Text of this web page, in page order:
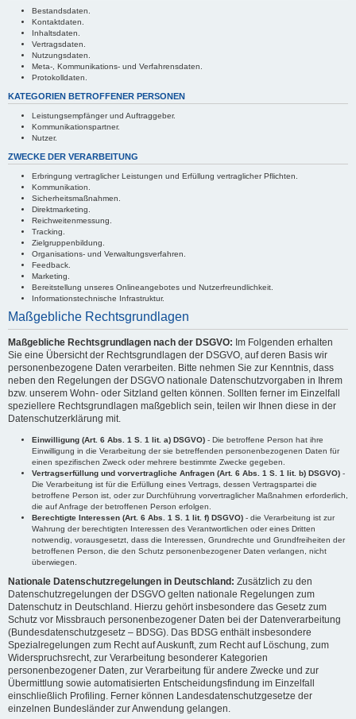
Bestandsdaten.
Kontaktdaten.
Inhaltsdaten.
Vertragsdaten.
Nutzungsdaten.
Meta-, Kommunikations- und Verfahrensdaten.
Protokolldaten.
KATEGORIEN BETROFFENER PERSONEN
Leistungsempfänger und Auftraggeber.
Kommunikationspartner.
Nutzer.
ZWECKE DER VERARBEITUNG
Erbringung vertraglicher Leistungen und Erfüllung vertraglicher Pflichten.
Kommunikation.
Sicherheitsmaßnahmen.
Direktmarketing.
Reichweitenmessung.
Tracking.
Zielgruppenbildung.
Organisations- und Verwaltungsverfahren.
Feedback.
Marketing.
Bereitstellung unseres Onlineangebotes und Nutzerfreundlichkeit.
Informationstechnische Infrastruktur.
Maßgebliche Rechtsgrundlagen
Maßgebliche Rechtsgrundlagen nach der DSGVO: Im Folgenden erhalten
Sie eine Übersicht der Rechtsgrundlagen der DSGVO, auf deren Basis wir
personenbezogene Daten verarbeiten. Bitte nehmen Sie zur Kenntnis, dass
neben den Regelungen der DSGVO nationale Datenschutzvorgaben in Ihrem
bzw. unserem Wohn- oder Sitzland gelten können. Sollten ferner im Einzelfall
speziellere Rechtsgrundlagen maßgeblich sein, teilen wir Ihnen diese in der
Datenschutzerklärung mit.
Einwilligung (Art. 6 Abs. 1 S. 1 lit. a) DSGVO) - Die betroffene Person hat ihre
Einwilligung in die Verarbeitung der sie betreffenden personenbezogenen Daten für
einen spezifischen Zweck oder mehrere bestimmte Zwecke gegeben.
Vertragserfüllung und vorvertragliche Anfragen (Art. 6 Abs. 1 S. 1 lit. b) DSGVO) -
Die Verarbeitung ist für die Erfüllung eines Vertrags, dessen Vertragspartei die
betroffene Person ist, oder zur Durchführung vorvertraglicher Maßnahmen erforderlich,
die auf Anfrage der betroffenen Person erfolgen.
Berechtigte Interessen (Art. 6 Abs. 1 S. 1 lit. f) DSGVO) - die Verarbeitung ist zur
Wahrung der berechtigten Interessen des Verantwortlichen oder eines Dritten
notwendig, vorausgesetzt, dass die Interessen, Grundrechte und Grundfreiheiten der
betroffenen Person, die den Schutz personenbezogener Daten verlangen, nicht
überwiegen.
Nationale Datenschutzregelungen in Deutschland: Zusätzlich zu den
Datenschutzregelungen der DSGVO gelten nationale Regelungen zum
Datenschutz in Deutschland. Hierzu gehört insbesondere das Gesetz zum
Schutz vor Missbrauch personenbezogener Daten bei der Datenverarbeitung
(Bundesdatenschutzgesetz – BDSG). Das BDSG enthält insbesondere
Spezialregelungen zum Recht auf Auskunft, zum Recht auf Löschung, zum
Widerspruchsrecht, zur Verarbeitung besonderer Kategorien
personenbezogener Daten, zur Verarbeitung für andere Zwecke und zur
Übermittlung sowie automatisierten Entscheidungsfindung im Einzelfall
einschließlich Profiling. Ferner können Landesdatenschutzgesetze der
einzelnen Bundesländer zur Anwendung gelangen.